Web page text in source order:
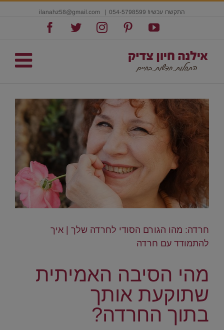
התקשרו עכשיו! 054-5798599
YouTube
Pinterest
Instagram
Twitter
חרדה: מהו הגורם הסודי לחרדה שלך | איך
להתמודד עם חרדה
מהי הסיבה האמיתית
שתוקעת אותך
בתוך החרדה?